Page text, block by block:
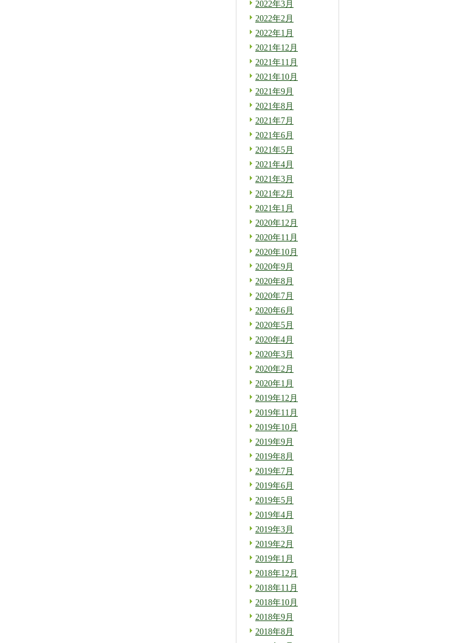
2022年3月
2022年2月
2022年1月
2021年12月
2021年11月
2021年10月
2021年9月
2021年8月
2021年7月
2021年6月
2021年5月
2021年4月
2021年3月
2021年2月
2021年1月
2020年12月
2020年11月
2020年10月
2020年9月
2020年8月
2020年7月
2020年6月
2020年5月
2020年4月
2020年3月
2020年2月
2020年1月
2019年12月
2019年11月
2019年10月
2019年9月
2019年8月
2019年7月
2019年6月
2019年5月
2019年4月
2019年3月
2019年2月
2019年1月
2018年12月
2018年11月
2018年10月
2018年9月
2018年8月